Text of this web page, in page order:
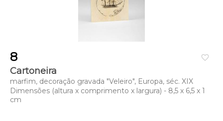
favorite_border
8
Cartoneira
marfim, decoração gravada "Veleiro", Europa, séc. XIX
Dimensões (altura x comprimento x largura) - 8,5 x 6,5 x 1
cm